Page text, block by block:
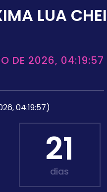
LUA
DE 2026, 04:19:57
04:19:57)
21
dias